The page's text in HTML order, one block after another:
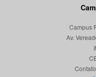
Campus
Av.